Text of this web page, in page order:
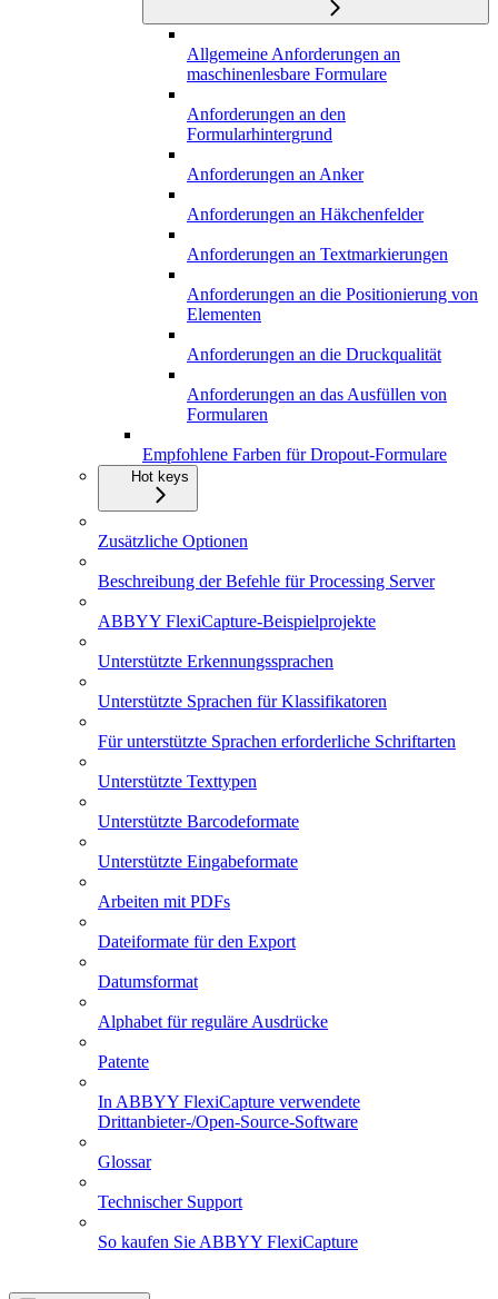
Allgemeine Anforderungen an
maschinenlesbare Formulare
Anforderungen an den
Formularhintergrund
Anforderungen an Anker
Anforderungen an Häkchenfelder
Anforderungen an Textmarkierungen
Anforderungen an die Positionierung von
Elementen
Anforderungen an die Druckqualität
Anforderungen an das Ausfüllen von
Formularen
Empfohlene Farben für Dropout-Formulare
Hot keys
Zusätzliche Optionen
Beschreibung der Befehle für Processing Server
ABBYY FlexiCapture-Beispielprojekte
Unterstützte Erkennungssprachen
Unterstützte Sprachen für Klassifikatoren
Für unterstützte Sprachen erforderliche Schriftarten
Unterstützte Texttypen
Unterstützte Barcodeformate
Unterstützte Eingabeformate
Arbeiten mit PDFs
Dateiformate für den Export
Datumsformat
Alphabet für reguläre Ausdrücke
Patente
In ABBYY FlexiCapture verwendete
Drittanbieter-/Open-Source-Software
Glossar
Technischer Support
So kaufen Sie ABBYY FlexiCapture